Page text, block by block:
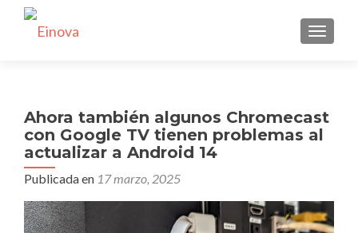
Ahora también algunos Chromecast
con Google TV tienen problemas al
actualizar a Android 14
Publicada en 17 marzo, 2025